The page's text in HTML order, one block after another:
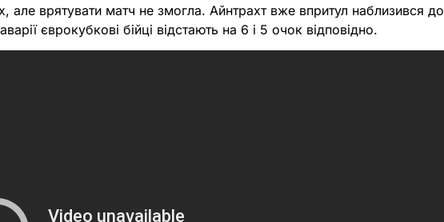
але врятувати матч не змогла. Айнтрахт вже впритул наблизився до
єврокубкові бійці відстають на 6 і 5 очок відповідно.